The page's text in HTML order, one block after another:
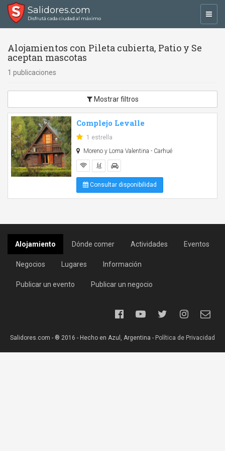
Salidores.com
Disfrutá cada ciudad al máximo
Alojamientos con Pileta cubierta, Patio y Se
aceptan mascotas
1 publicaciones
Mostrar filtros
Complejo Levalle
1 estrella
Moreno y Loma Valentina - Carhué
Consultar disponibilidad
Alojamiento Dónde comer Actividades Eventos
Negocios Lugares Información
Publicar un evento Publicar un negocio
Salidores.com - ® 2016 - Hecho en Azul, Argentina - Política de Privacidad